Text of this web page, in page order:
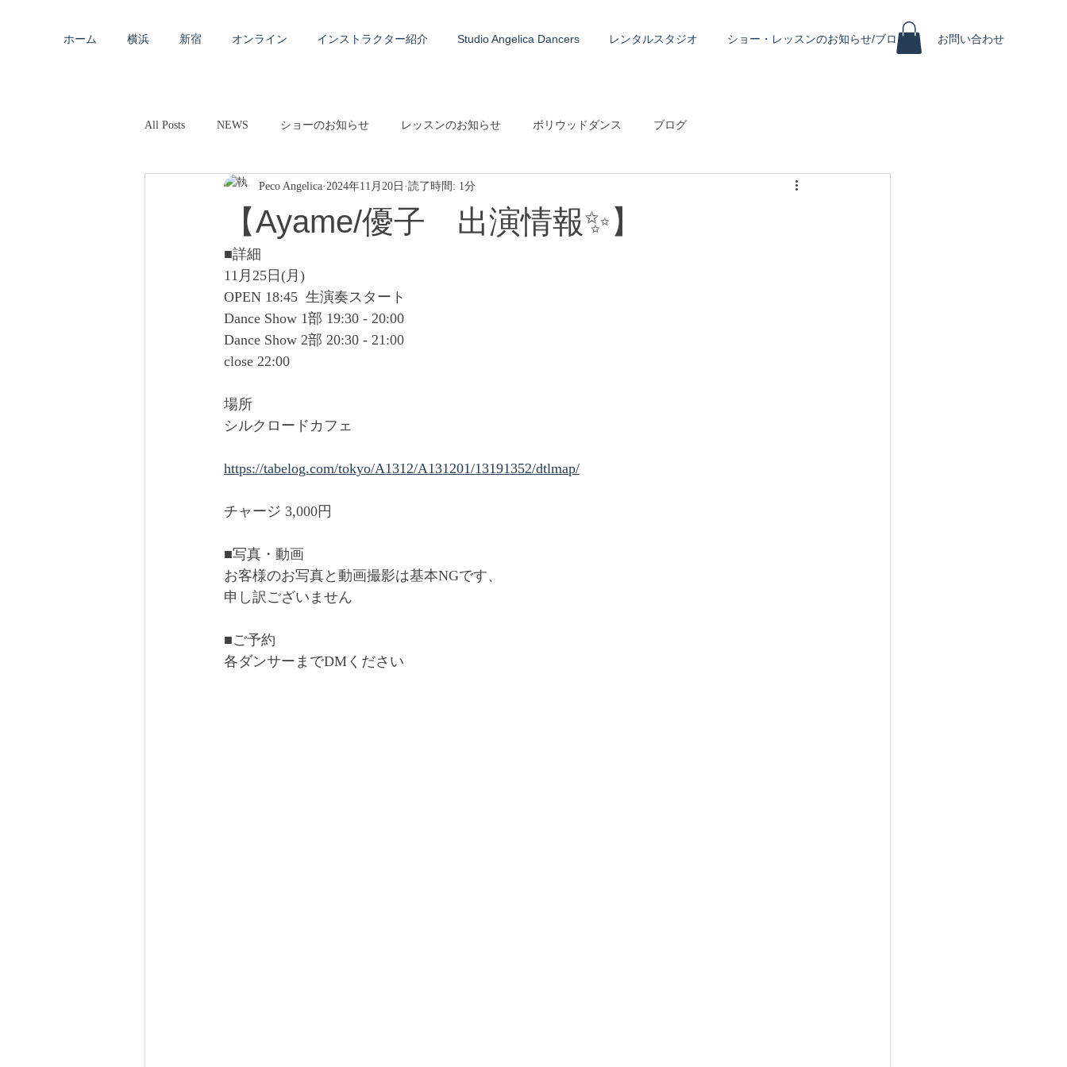
ホーム 横浜 新宿 オンライン インストラクター紹介 Studio Angelica Dancers レンタルスタジオ ショー・レッスンのお知らせ/ブログ お問い合わせ
All Posts NEWS ショーのお知らせ レッスンのお知らせ ボリウッドダンス ブログ
【Ayame/優子 出演情報✨】
Peco Angelica 2024年11月20日 読了時間: 1分
■詳細
11月25日(月)
OPEN 18:45  生演奏スタート
Dance Show 1部 19:30 - 20:00
Dance Show 2部 20:30 - 21:00
close 22:00
場所
シルクロードカフェ
https://tabelog.com/tokyo/A1312/A131201/13191352/dtlmap/
チャージ 3,000円
■写真・動画
お客様のお写真と動画撮影は基本NGです、
申し訳ございません
■ご予約
各ダンサーまでDMください